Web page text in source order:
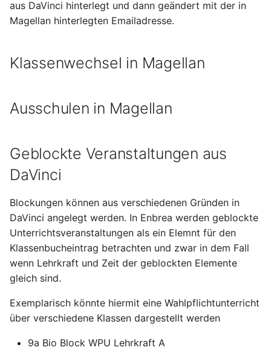
aus DaVinci hinterlegt und dann geändert mit der in
Magellan hinterlegten Emailadresse.
Klassenwechsel in Magellan
Ausschulen in Magellan
Geblockte Veranstaltungen aus
DaVinci
Blockungen können aus verschiedenen Gründen in
DaVinci angelegt werden. In Enbrea werden geblockte
Unterrichtsveranstaltungen als ein Elemnt für den
Klassenbucheintrag betrachten und zwar in dem Fall
wenn Lehrkraft und Zeit der geblockten Elemente
gleich sind.
Exemplarisch könnte hiermit eine Wahlpflichtunterricht
über verschiedene Klassen dargestellt werden
9a Bio Block WPU Lehrkraft A